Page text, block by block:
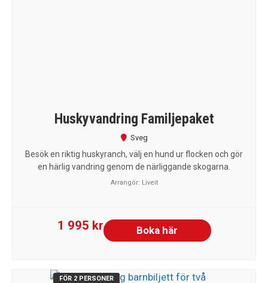
Huskyvandring Familjepaket
Sveg
Besök en riktig huskyranch, välj en hund ur flocken och gör
en härlig vandring genom de närliggande skogarna.
Arrangör: Liveit
1 995 kr Boka här
FÖR 2 PERSONER